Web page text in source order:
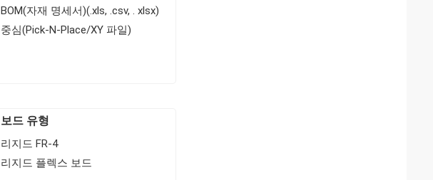
BOM(자재 명세서)(.xls, .csv, . xlsx)
중심(Pick-N-Place/XY 파일)
보드 유형
리지드 FR-4
리지드 플렉스 보드